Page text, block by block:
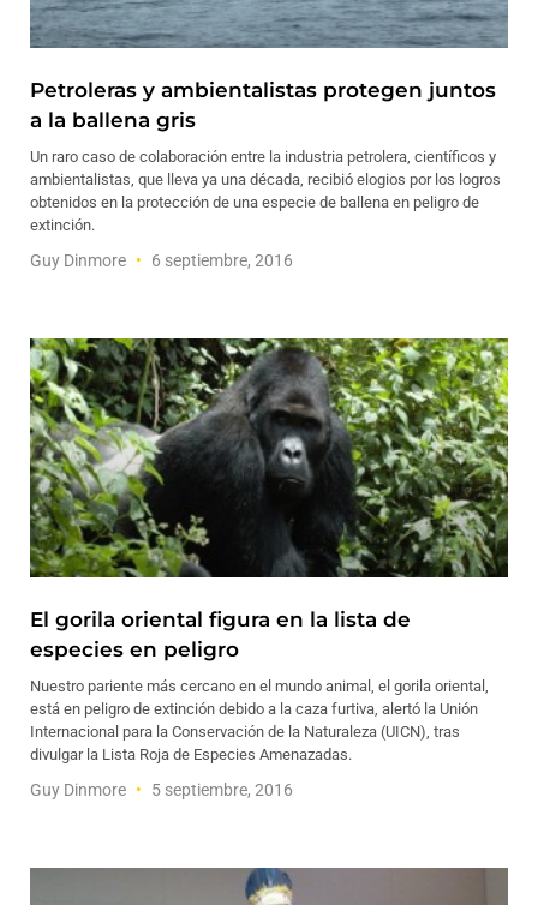
Petroleras y ambientalistas protegen juntos
a la ballena gris
Un raro caso de colaboración entre la industria petrolera, científicos y
ambientalistas, que lleva ya una década, recibió elogios por los logros
obtenidos en la protección de una especie de ballena en peligro de
extinción.
Guy Dinmore 6 septiembre, 2016
El gorila oriental figura en la lista de
especies en peligro
Nuestro pariente más cercano en el mundo animal, el gorila oriental,
está en peligro de extinción debido a la caza furtiva, alertó la Unión
Internacional para la Conservación de la Naturaleza (UICN), tras
divulgar la Lista Roja de Especies Amenazadas.
Guy Dinmore 5 septiembre, 2016